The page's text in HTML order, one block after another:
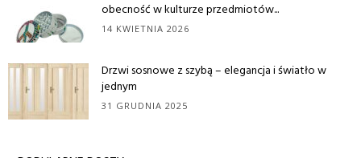
obecność w kulturze przedmiotów...
14 KWIETNIA 2026
Drzwi sosnowe z szybą – elegancja i światło w
jednym
31 GRUDNIA 2025